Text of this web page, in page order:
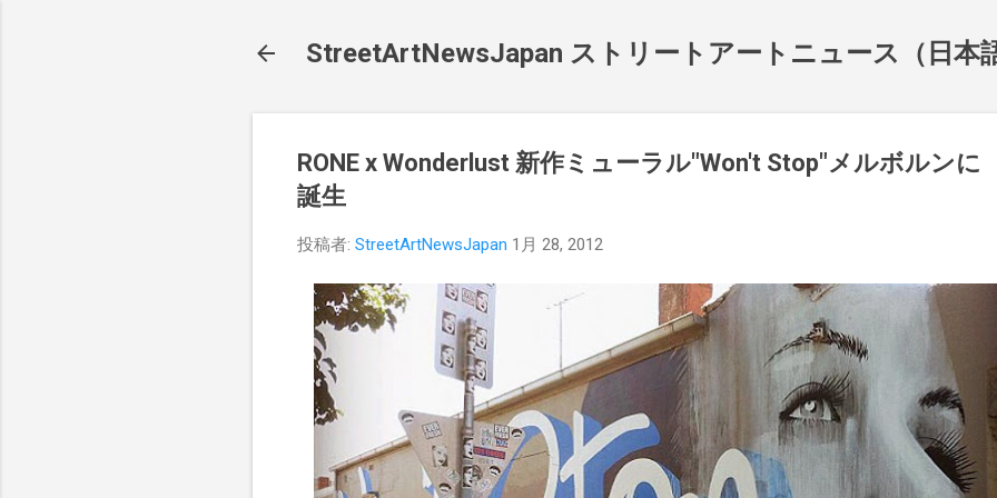
StreetArtNewsJapan ストリートアートニュース（日本
RONE x Wonderlust 新作ミューラル"Won't Stop"メルボルンに
誕生
投稿者: StreetArtNewsJapan 1月 28, 2012